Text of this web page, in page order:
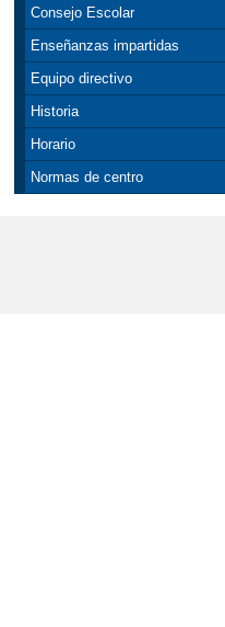
Consejo Escolar
Enseñanzas impartidas
Equipo directivo
Historia
Horario
Normas de centro